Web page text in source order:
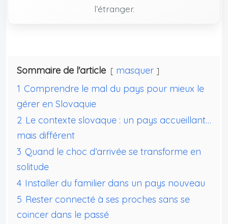
l’étranger.
Sommaire de l'article
masquer
1 Comprendre le mal du pays pour mieux le
gérer en Slovaquie
2 Le contexte slovaque : un pays accueillant…
mais différent
3 Quand le choc d’arrivée se transforme en
solitude
4 Installer du familier dans un pays nouveau
5 Rester connecté à ses proches sans se
coincer dans le passé